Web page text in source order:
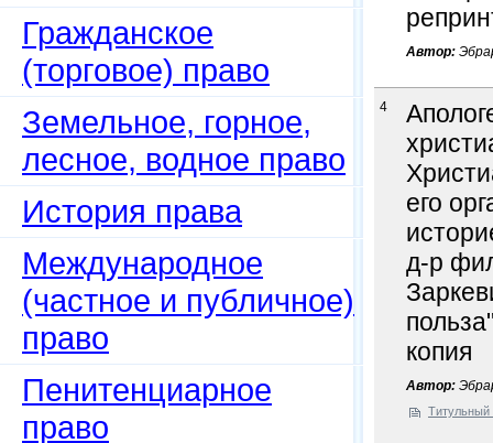
Гражданское
(торговое) право
Земельное, горное,
лесное, водное право
История права
Международное
(частное и публичное)
право
Пенитенциарное
право
Автор:
4
его
д-р
копия
Автор:
Титульный